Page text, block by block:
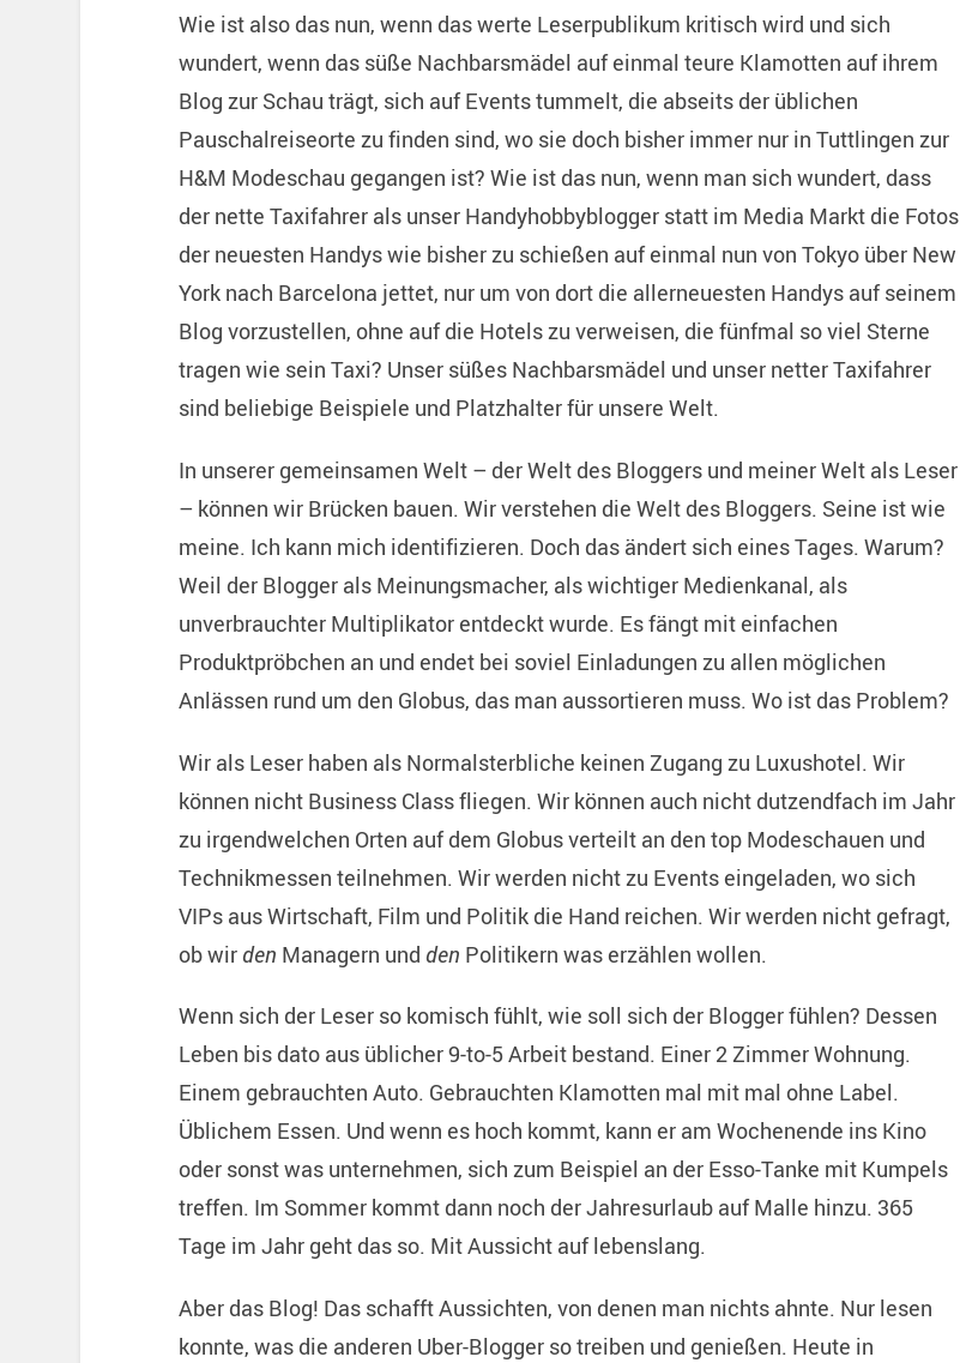
Wie ist also das nun, wenn das werte Leserpublikum kritisch wird und sich
wundert, wenn das süße Nachbarsmädel auf einmal teure Klamotten auf ihrem
Blog zur Schau trägt, sich auf Events tummelt, die abseits der üblichen
Pauschalreiseorte zu finden sind, wo sie doch bisher immer nur in Tuttlingen zur
H&M Modeschau gegangen ist? Wie ist das nun, wenn man sich wundert, dass
der nette Taxifahrer als unser Handyhobbyblogger statt im Media Markt die Fotos
der neuesten Handys wie bisher zu schießen auf einmal nun von Tokyo über New
York nach Barcelona jettet, nur um von dort die allerneuesten Handys auf seinem
Blog vorzustellen, ohne auf die Hotels zu verweisen, die fünfmal so viel Sterne
tragen wie sein Taxi? Unser süßes Nachbarsmädel und unser netter Taxifahrer
sind beliebige Beispiele und Platzhalter für unsere Welt.
In unserer gemeinsamen Welt – der Welt des Bloggers und meiner Welt als Leser
– können wir Brücken bauen. Wir verstehen die Welt des Bloggers. Seine ist wie
meine. Ich kann mich identifizieren. Doch das ändert sich eines Tages. Warum?
Weil der Blogger als Meinungsmacher, als wichtiger Medienkanal, als
unverbrauchter Multiplikator entdeckt wurde. Es fängt mit einfachen
Produktpröbchen an und endet bei soviel Einladungen zu allen möglichen
Anlässen rund um den Globus, das man aussortieren muss. Wo ist das Problem?
Wir als Leser haben als Normalsterbliche keinen Zugang zu Luxushotel. Wir
können nicht Business Class fliegen. Wir können auch nicht dutzendfach im Jahr
zu irgendwelchen Orten auf dem Globus verteilt an den top Modeschauen und
Technikmessen teilnehmen. Wir werden nicht zu Events eingeladen, wo sich
VIPs aus Wirtschaft, Film und Politik die Hand reichen. Wir werden nicht gefragt,
ob wir den Managern und den Politikern was erzählen wollen.
Wenn sich der Leser so komisch fühlt, wie soll sich der Blogger fühlen? Dessen
Leben bis dato aus üblicher 9-to-5 Arbeit bestand. Einer 2 Zimmer Wohnung.
Einem gebrauchten Auto. Gebrauchten Klamotten mal mit mal ohne Label.
Üblichem Essen. Und wenn es hoch kommt, kann er am Wochenende ins Kino
oder sonst was unternehmen, sich zum Beispiel an der Esso-Tanke mit Kumpels
treffen. Im Sommer kommt dann noch der Jahresurlaub auf Malle hinzu. 365
Tage im Jahr geht das so. Mit Aussicht auf lebenslang.
Aber das Blog! Das schafft Aussichten, von denen man nichts ahnte. Nur lesen
konnte, was die anderen Uber-Blogger so treiben und genießen. Heute in